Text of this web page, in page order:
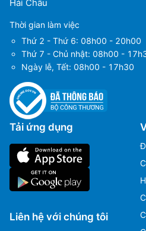
Hải Châu
Thời gian làm việc
Thứ 2 - Thứ 6: 08h00 - 20h00
Thứ 7 - Chủ nhật: 08h00 -
Ngày lễ, Tết: 08h00 - 17h30
Tải ứng dụng
Liên hệ với chúng tôi